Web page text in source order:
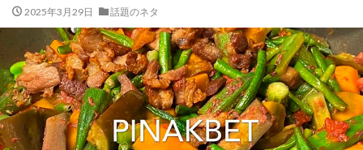
2025年3月29日 話題のネタ